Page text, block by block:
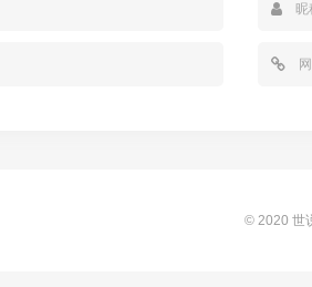
© 2020 世